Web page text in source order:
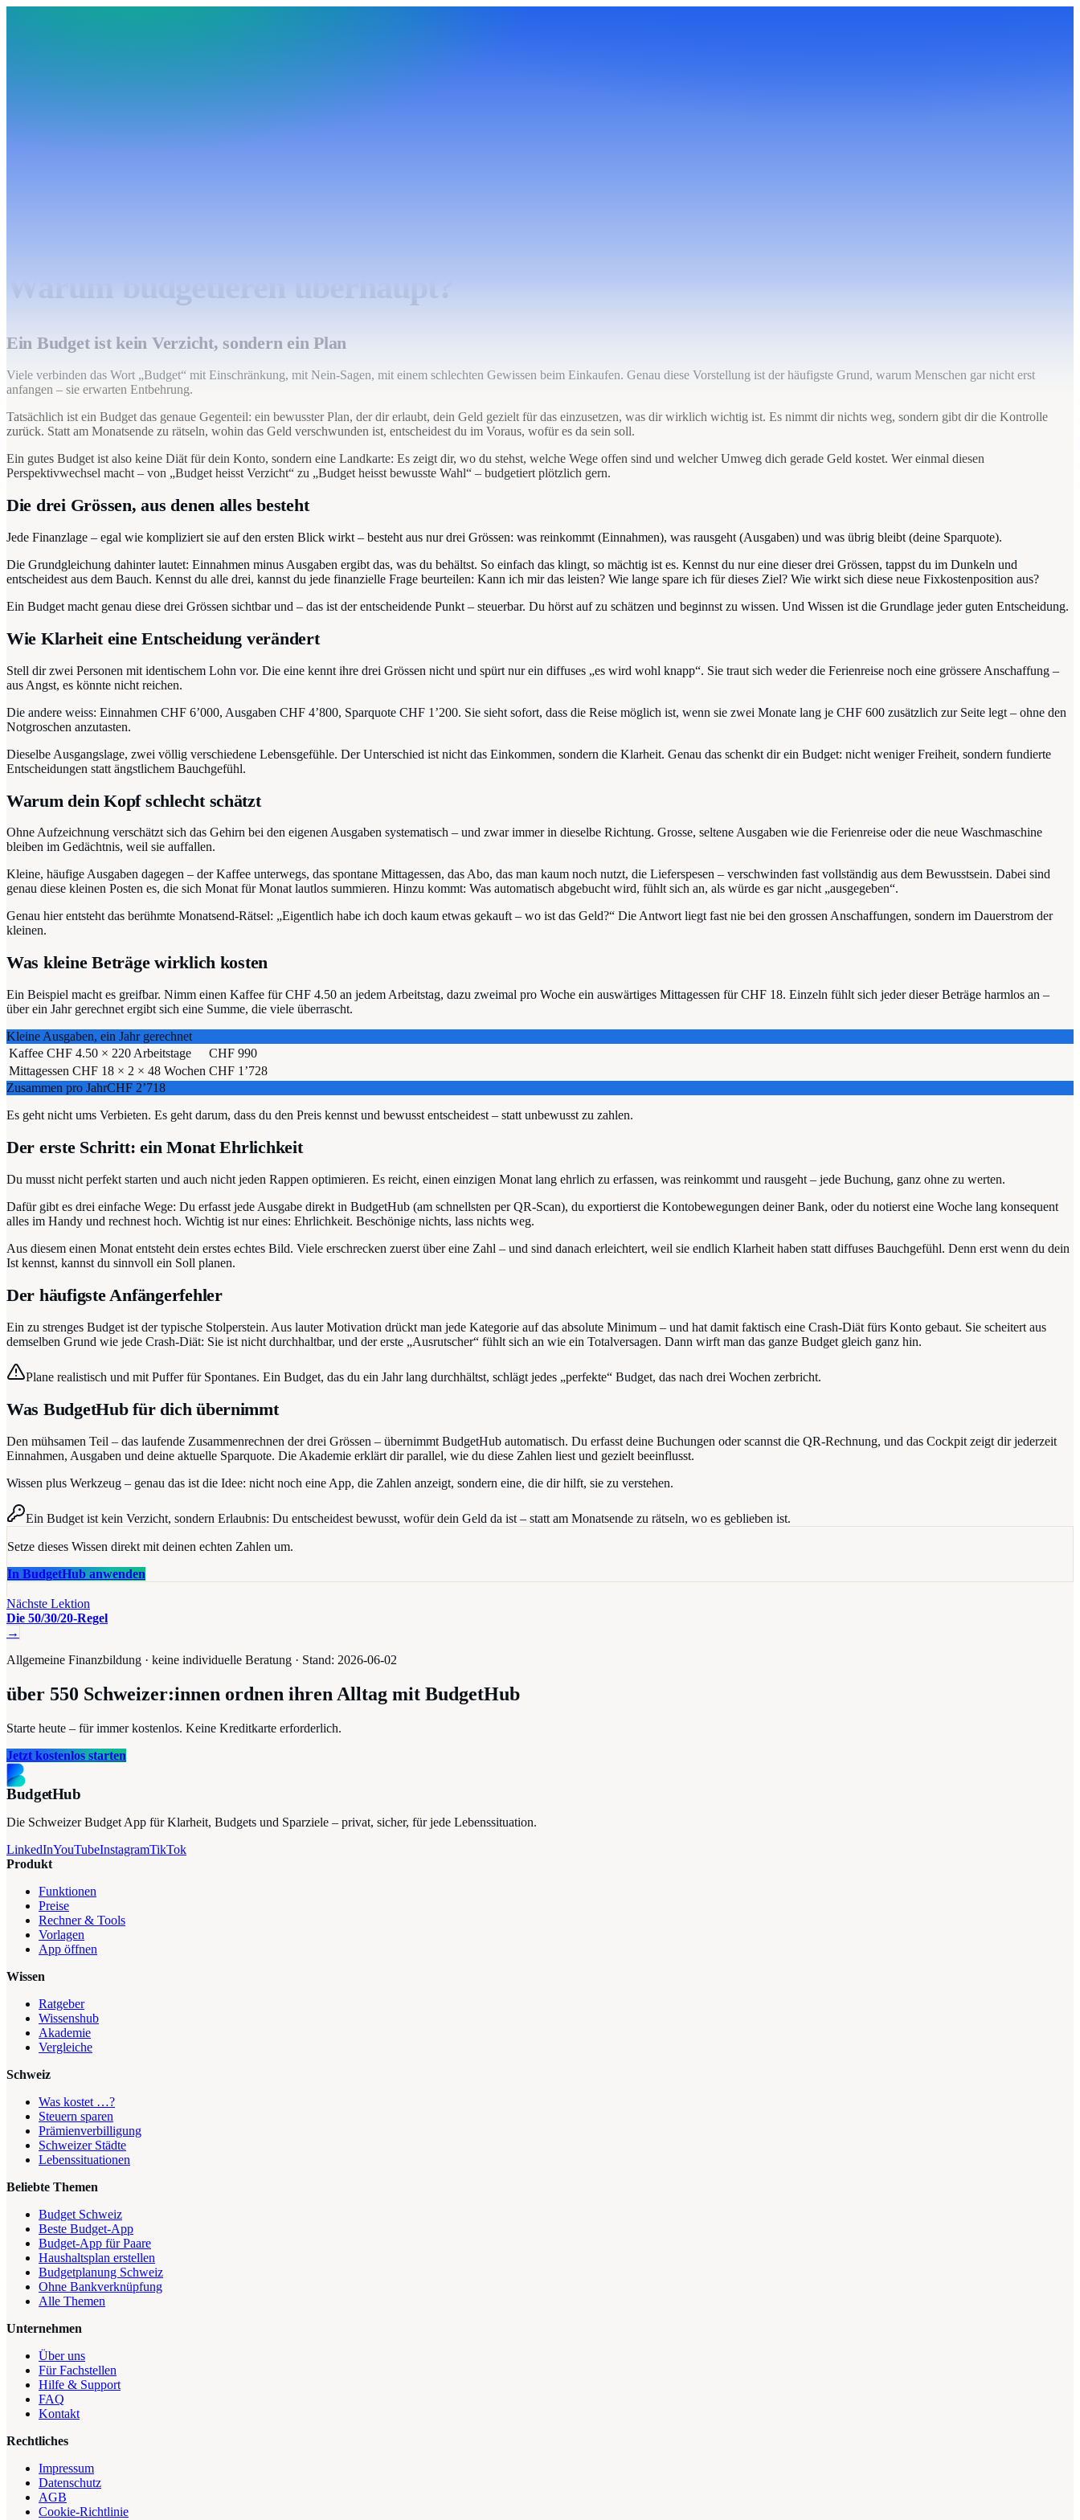
Ein Budget ist kein Verzicht, sondern ein Plan
Viele verbinden das Wort „Budget“ mit Einschränkung, mit Nein-Sagen, mit einem schlechten Gewissen beim Einkaufen. Genau diese Vorstellung ist der häufigste Grund, warum Menschen gar nicht erst
anfangen – sie erwarten Entbehrung.
Tatsächlich ist ein Budget das genaue Gegenteil: ein bewusster Plan, der dir erlaubt, dein Geld gezielt für das einzusetzen, was dir wirklich wichtig ist. Es nimmt dir nichts weg, sondern gibt dir die Kontrolle
zurück. Statt am Monatsende zu rätseln, wohin das Geld verschwunden ist, entscheidest du im Voraus, wofür es da sein soll.
Ein gutes Budget ist also keine Diät für dein Konto, sondern eine Landkarte: Es zeigt dir, wo du stehst, welche Wege offen sind und welcher Umweg dich gerade Geld kostet. Wer einmal diesen
Perspektivwechsel macht – von „Budget heisst Verzicht“ zu „Budget heisst bewusste Wahl“ – budgetiert plötzlich gern.
Die drei Grössen, aus denen alles besteht
Jede Finanzlage – egal wie kompliziert sie auf den ersten Blick wirkt – besteht aus nur drei Grössen: was reinkommt (Einnahmen), was rausgeht (Ausgaben) und was übrig bleibt (deine Sparquote).
Die Grundgleichung dahinter lautet: Einnahmen minus Ausgaben ergibt das, was du behältst. So einfach das klingt, so mächtig ist es. Kennst du nur eine dieser drei Grössen, tappst du im Dunkeln und
entscheidest aus dem Bauch. Kennst du alle drei, kannst du jede finanzielle Frage beurteilen: Kann ich mir das leisten? Wie lange spare ich für dieses Ziel? Wie wirkt sich diese neue Fixkostenposition aus?
Ein Budget macht genau diese drei Grössen sichtbar und – das ist der entscheidende Punkt – steuerbar. Du hörst auf zu schätzen und beginnst zu wissen. Und Wissen ist die Grundlage jeder guten Entscheidung.
Wie Klarheit eine Entscheidung verändert
Stell dir zwei Personen mit identischem Lohn vor. Die eine kennt ihre drei Grössen nicht und spürt nur ein diffuses „es wird wohl knapp“. Sie traut sich weder die Ferienreise noch eine grössere Anschaffung –
aus Angst, es könnte nicht reichen.
Die andere weiss: Einnahmen CHF 6’000, Ausgaben CHF 4’800, Sparquote CHF 1’200. Sie sieht sofort, dass die Reise möglich ist, wenn sie zwei Monate lang je CHF 600 zusätzlich zur Seite legt – ohne den
Notgroschen anzutasten.
Dieselbe Ausgangslage, zwei völlig verschiedene Lebensgefühle. Der Unterschied ist nicht das Einkommen, sondern die Klarheit. Genau das schenkt dir ein Budget: nicht weniger Freiheit, sondern fundierte
Entscheidungen statt ängstlichem Bauchgefühl.
Warum dein Kopf schlecht schätzt
Ohne Aufzeichnung verschätzt sich das Gehirn bei den eigenen Ausgaben systematisch – und zwar immer in dieselbe Richtung. Grosse, seltene Ausgaben wie die Ferienreise oder die neue Waschmaschine
bleiben im Gedächtnis, weil sie auffallen.
Kleine, häufige Ausgaben dagegen – der Kaffee unterwegs, das spontane Mittagessen, das Abo, das man kaum noch nutzt, die Lieferspesen – verschwinden fast vollständig aus dem Bewusstsein. Dabei sind
genau diese kleinen Posten es, die sich Monat für Monat lautlos summieren. Hinzu kommt: Was automatisch abgebucht wird, fühlt sich an, als würde es gar nicht „ausgegeben“.
Genau hier entsteht das berühmte Monatsend-Rätsel: „Eigentlich habe ich doch kaum etwas gekauft – wo ist das Geld?“ Die Antwort liegt fast nie bei den grossen Anschaffungen, sondern im Dauerstrom der
kleinen.
Was kleine Beträge wirklich kosten
Ein Beispiel macht es greifbar. Nimm einen Kaffee für CHF 4.50 an jedem Arbeitstag, dazu zweimal pro Woche ein auswärtiges Mittagessen für CHF 18. Einzeln fühlt sich jeder dieser Beträge harmlos an –
über ein Jahr gerechnet ergibt sich eine Summe, die viele überrascht.
Kleine Ausgaben, ein Jahr gerechnet
Kaffee CHF 4.50 × 220 Arbeitstage
CHF 990
Mittagessen CHF 18 × 2 × 48 Wochen CHF 1’728
Zusammen pro JahrCHF 2’718
Es geht nicht ums Verbieten. Es geht darum, dass du den Preis kennst und bewusst entscheidest – statt unbewusst zu zahlen.
Der erste Schritt: ein Monat Ehrlichkeit
Du musst nicht perfekt starten und auch nicht jeden Rappen optimieren. Es reicht, einen einzigen Monat lang ehrlich zu erfassen, was reinkommt und rausgeht – jede Buchung, ganz ohne zu werten.
Dafür gibt es drei einfache Wege: Du erfasst jede Ausgabe direkt in BudgetHub (am schnellsten per QR-Scan), du exportierst die Kontobewegungen deiner Bank, oder du notierst eine Woche lang konsequent
alles im Handy und rechnest hoch. Wichtig ist nur eines: Ehrlichkeit. Beschönige nichts, lass nichts weg.
Aus diesem einen Monat entsteht dein erstes echtes Bild. Viele erschrecken zuerst über eine Zahl – und sind danach erleichtert, weil sie endlich Klarheit haben statt diffuses Bauchgefühl. Denn erst wenn du dein
Ist kennst, kannst du sinnvoll ein Soll planen.
Der häufigste Anfängerfehler
Ein zu strenges Budget ist der typische Stolperstein. Aus lauter Motivation drückt man jede Kategorie auf das absolute Minimum – und hat damit faktisch eine Crash-Diät fürs Konto gebaut. Sie scheitert aus
demselben Grund wie jede Crash-Diät: Sie ist nicht durchhaltbar, und der erste „Ausrutscher“ fühlt sich an wie ein Totalversagen. Dann wirft man das ganze Budget gleich ganz hin.
Plane realistisch und mit Puffer für Spontanes. Ein Budget, das du ein Jahr lang durchhältst, schlägt jedes „perfekte“ Budget, das nach drei Wochen zerbricht.
Was BudgetHub für dich übernimmt
Den mühsamen Teil – das laufende Zusammenrechnen der drei Grössen – übernimmt BudgetHub automatisch. Du erfasst deine Buchungen oder scannst die QR-Rechnung, und das Cockpit zeigt dir jederzeit
Einnahmen, Ausgaben und deine aktuelle Sparquote. Die Akademie erklärt dir parallel, wie du diese Zahlen liest und gezielt beeinflusst.
Wissen plus Werkzeug – genau das ist die Idee: nicht noch eine App, die Zahlen anzeigt, sondern eine, die dir hilft, sie zu verstehen.
Ein Budget ist kein Verzicht, sondern Erlaubnis: Du entscheidest bewusst, wofür dein Geld da ist – statt am Monatsende zu rätseln, wo es geblieben ist.
Setze dieses Wissen direkt mit deinen echten Zahlen um.
In BudgetHub anwenden
Nächste Lektion
Die 50/30/20-Regel
→
Allgemeine Finanzbildung · keine individuelle Beratung · Stand: 2026-06-02
über 550 Schweizer:innen ordnen ihren Alltag mit BudgetHub
Starte heute – für immer kostenlos. Keine Kreditkarte erforderlich.
Jetzt kostenlos starten
BudgetHub
Die Schweizer Budget App für Klarheit, Budgets und Sparziele – privat, sicher, für jede Lebenssituation.
LinkedInYouTubeInstagramTikTok
Produkt
Funktionen
Preise
Rechner & Tools
Vorlagen
App öffnen
Wissen
Ratgeber
Wissenshub
Akademie
Vergleiche
Schweiz
Was kostet …?
Steuern sparen
Prämienverbilligung
Schweizer Städte
Lebenssituationen
Beliebte Themen
Budget Schweiz
Beste Budget-App
Budget-App für Paare
Haushaltsplan erstellen
Budgetplanung Schweiz
Ohne Bankverknüpfung
Alle Themen
Unternehmen
Über uns
Für Fachstellen
Hilfe & Support
FAQ
Kontakt
Rechtliches
Impressum
Datenschutz
AGB
Cookie-Richtlinie